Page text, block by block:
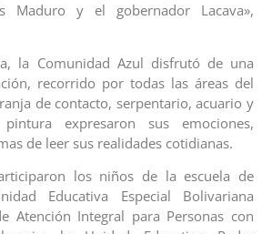
Maduro y el gobernador Lacava»,
la Comunidad Azul disfrutó de una
recorrido por todas las áreas del
de contacto, serpentario, acuario y
expresaron sus emociones,
de leer sus realidades cotidianas.
los niños de la escuela de
Educativa Especial Bolivariana
Atención Integral para Personas con